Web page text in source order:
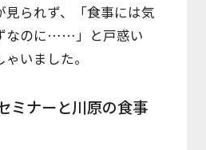
見られず、「食事には気
なのに……」と戸惑い
いました。
ミナーと川原の食事